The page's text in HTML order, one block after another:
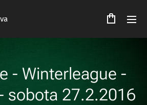
- Winterleague -
sobota 27.2.2016